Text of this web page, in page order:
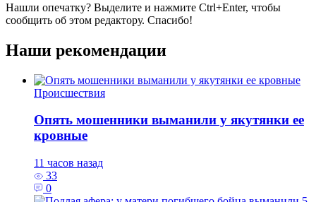
Нашли опечатку? Выделите и нажмите Ctrl+Enter, чтобы
сообщить об этом редактору. Спасибо!
Наши рекомендации
Происшествия
Опять мошенники выманили у якутянки ее
кровные
11 часов назад
33
0